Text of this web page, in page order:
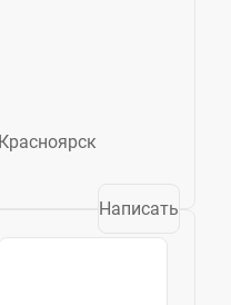
Красноярск
Написать